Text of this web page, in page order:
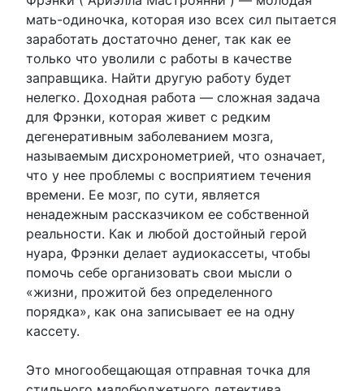
мать-одиночка, которая изо всех сил пытается
заработать достаточно денег, так как ее
только что уволили с работы в качестве
заправщика. Найти другую работу будет
нелегко. Доходная работа — сложная задача
для Фрэнки, которая живет с редким
дегенеративным заболеванием мозга,
называемым дисхронометрией, что означает,
что у нее проблемы с восприятием течения
времени. Ее мозг, по сути, является
ненадежным рассказчиком ее собственной
реальности. Как и любой достойный герой
нуара, Фрэнки делает аудиокассеты, чтобы
помочь себе организовать свои мысли о
«жизни, прожитой без определенного
порядка», как она записывает ее на одну
кассету.
Это многообещающая отправная точка для